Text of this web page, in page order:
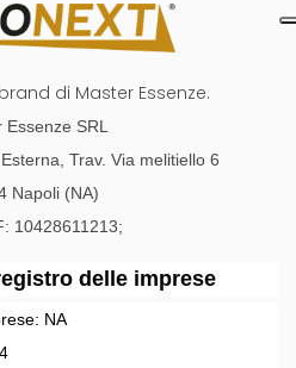
di Master Essenze.
Essenze SRL
Trav. Via melitiello 6
Napoli (NA)
10428611213;
delle imprese
NA